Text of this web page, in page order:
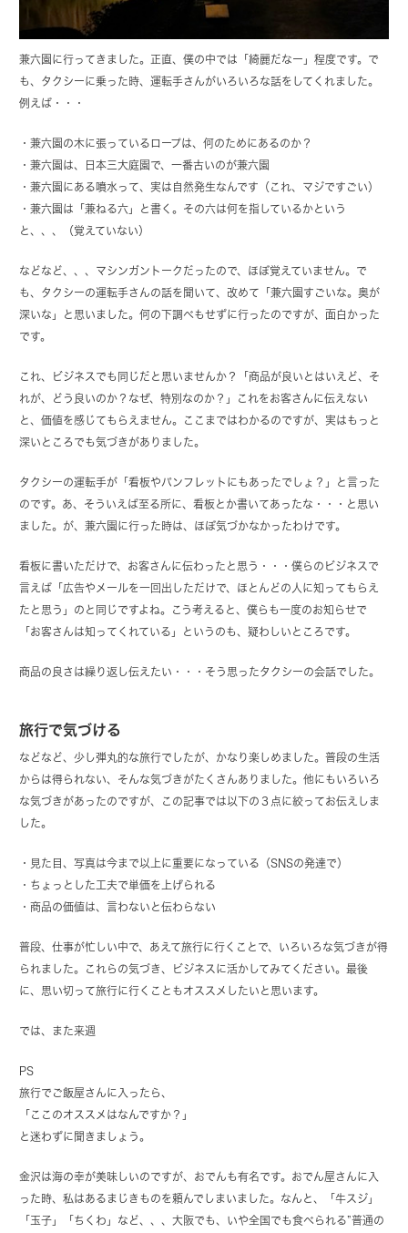
兼六園に行ってきました。正直、僕の中では「綺麗だなー」程度です。で
も、タクシーに乗った時、運転手さんがいろいろな話をしてくれました。
例えば・・・
・兼六園の木に張っているロープは、何のためにあるのか？
・兼六園は、日本三大庭園で、一番古いのが兼六園
・兼六園にある噴水って、実は自然発生なんです（これ、マジですごい）
・兼六園は「兼ねる六」と書く。その六は何を指しているかという
と、、、（覚えていない）
などなど、、、マシンガントークだったので、ほぼ覚えていません。で
も、タクシーの運転手さんの話を聞いて、改めて「兼六園すごいな。奥が
深いな」と思いました。何の下調べもせずに行ったのですが、面白かった
です。
これ、ビジネスでも同じだと思いませんか？「商品が良いとはいえど、そ
れが、どう良いのか？なぜ、特別なのか？」これをお客さんに伝えない
と、価値を感じてもらえません。ここまではわかるのですが、実はもっと
深いところでも気づきがありました。
タクシーの運転手が「看板やパンフレットにもあったでしょ？」と言った
のです。あ、そういえば至る所に、看板とか書いてあったな・・・と思い
ました。が、兼六園に行った時は、ほぼ気づかなかったわけです。
看板に書いただけで、お客さんに伝わったと思う・・・僕らのビジネスで
言えば「広告やメールを一回出しただけで、ほとんどの人に知ってもらえ
たと思う」のと同じですよね。こう考えると、僕らも一度のお知らせで
「お客さんは知ってくれている」というのも、疑わしいところです。
商品の良さは繰り返し伝えたい・・・そう思ったタクシーの会話でした。
旅行で気づける
などなど、少し弾丸的な旅行でしたが、かなり楽しめました。普段の生活
からは得られない、そんな気づきがたくさんありました。他にもいろいろ
な気づきがあったのですが、この記事では以下の３点に絞ってお伝えしま
した。
・見た目、写真は今まで以上に重要になっている（SNSの発達で）
・ちょっとした工夫で単価を上げられる
・商品の価値は、言わないと伝わらない
普段、仕事が忙しい中で、あえて旅行に行くことで、いろいろな気づきが得
られました。これらの気づき、ビジネスに活かしてみてください。最後
に、思い切って旅行に行くこともオススメしたいと思います。
では、また来週
PS
旅行でご飯屋さんに入ったら、
「ここのオススメはなんですか？」
と迷わずに聞きましょう。
金沢は海の幸が美味しいのですが、おでんも有名です。おでん屋さんに入
った時、私はあるまじきものを頼んでしまいました。なんと、「牛スジ」
「玉子」「ちくわ」など、、、大阪でも、いや全国でも食べられる”普通の